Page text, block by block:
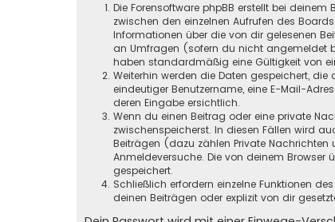
Die Forensoftware phpBB erstellt bei
zwischen den einzelnen Aufrufen des
Informationen über die von dir gelesenen
an Umfragen (sofern du nicht angemeldet
haben standardmäßig eine Gültigkeit von
Weiterhin werden die Daten gespeichert,
eindeutiger Benutzername, eine E-Mail-
deren Eingabe ersichtlich.
Wenn du einen Beitrag oder eine private
zwischenspeicherst. In diesen Fällen wird
Beiträgen (dazu zählen Private Nachrichten
Anmeldeversuche. Die von deinem
gespeichert.
Schließlich erfordern einzelne Funktionen
deinen Beiträgen oder explizit von dir